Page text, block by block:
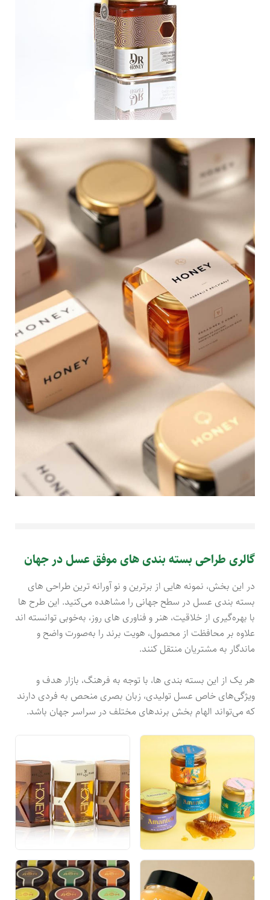
گالری طراحی بسته‌ بندی های موفق عسل در جهان
در این بخش، نمونه هایی از برترین و نو آورانه ترین طراحی های
بسته‌ بندی عسل در سطح جهانی را مشاهده می‌کنید. این طرح ها
با بهره‌گیری از خلاقیت، هنر و فناوری های روز، به‌خوبی توانسته اند
علاوه بر محافظت از محصول، هویت برند را به‌صورت واضح و
ماندگار به مشتریان منتقل کنند.
هر یک از این بسته‌ بندی ها، با توجه به فرهنگ، بازار هدف و
ویژگی‌های خاص عسل تولیدی، زبان بصری منحص به فردی دارند
که می‌تواند الهام بخش برندهای مختلف در سراسر جهان باشد.